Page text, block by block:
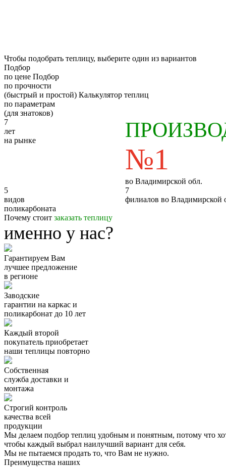
Чтобы подобрать теплицу, выберите один из вариантов
Подбор
по цене Подбор
по прочности
(быстрый и простой) Калькулятор теплиц
по параметрам
(для знатоков)
7
лет
на рынке
№1
во Владимирской обл.
5
видов
поликарбоната
7
филиалов во Владимирской
Почему стоит заказать теплицу
именно у нас?
Гарантируем Вам
лучшее предложение
в регионе
Заводские
гарантии на каркас и
поликарбонат до 10 лет
Каждый второй
покупатель приобретает
наши теплицы повторно
Собственная
служба доставки и
монтажа
Строгий контроль
качества всей
продукции
Мы делаем подбор теплиц удобным и понятным, потому что
чтобы каждый выбрал наилучший вариант для себя.
Мы не пытаемся продать то, что Вам не нужно.
Преимущества наших